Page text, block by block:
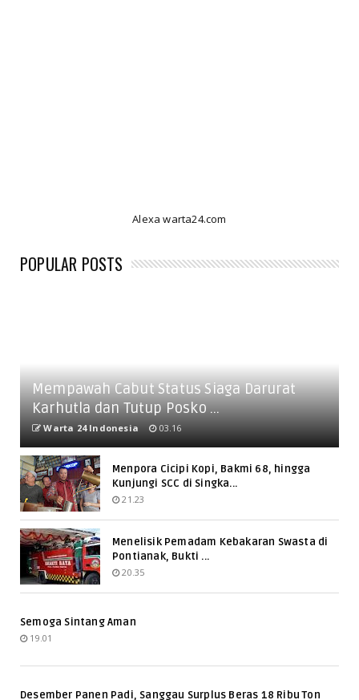
Alexa warta24.com
POPULAR POSTS
Mempawah Cabut Status Siaga Darurat
Karhutla dan Tutup Posko ...
Warta 24 Indonesia 03.16
Menpora Cicipi Kopi, Bakmi 68, hingga
Kunjungi SCC di Singka...
21.23
Menelisik Pemadam Kebakaran Swasta di
Pontianak, Bukti ...
20.35
Semoga Sintang Aman
19.01
Desember Panen Padi, Sanggau Surplus Beras 18 Ribu Ton